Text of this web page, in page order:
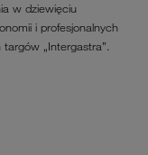
w dziewięciu
i profesjonalnych
„Intergastra”.